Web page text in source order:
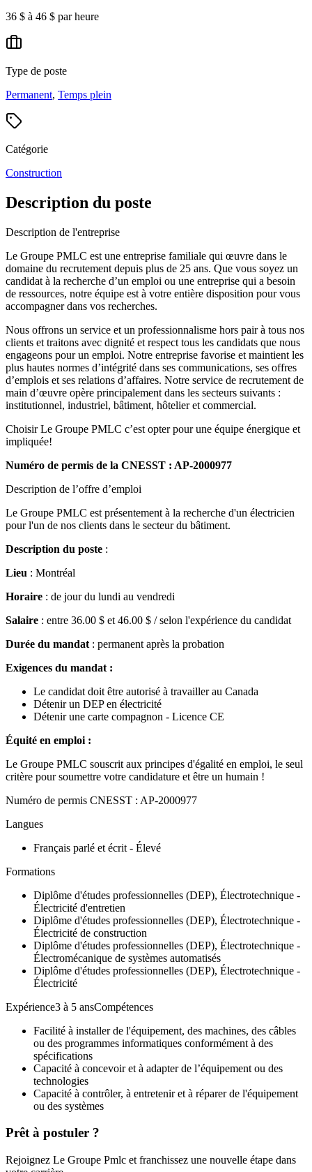
36 $ à 46 $ par heure
Type de poste
Permanent, Temps plein
Catégorie
Construction
Description du poste
Description de l'entreprise
Le Groupe PMLC est une entreprise familiale qui œuvre dans le
domaine du recrutement depuis plus de 25 ans. Que vous soyez un
candidat à la recherche d’un emploi ou une entreprise qui a besoin
de ressources, notre équipe est à votre entière disposition pour vous
accompagner dans vos recherches.
Nous offrons un service et un professionnalisme hors pair à tous nos
clients et traitons avec dignité et respect tous les candidats que nous
engageons pour un emploi. Notre entreprise favorise et maintient les
plus hautes normes d’intégrité dans ses communications, ses offres
d’emplois et ses relations d’affaires. Notre service de recrutement de
main d’œuvre opère principalement dans les secteurs suivants :
institutionnel, industriel, bâtiment, hôtelier et commercial.
Choisir Le Groupe PMLC c’est opter pour une équipe énergique et
impliquée!
Numéro de permis de la CNESST : AP-2000977
Description de l’offre d’emploi
Le Groupe PMLC est présentement à la recherche d'un électricien
pour l'un de nos clients dans le secteur du bâtiment.
Description du poste :
Lieu : Montréal
Horaire : de jour du lundi au vendredi
Salaire : entre 36.00 $ et 46.00 $ / selon l'expérience du candidat
Durée du mandat : permanent après la probation
Exigences du mandat :
Le candidat doit être autorisé à travailler au Canada
Détenir un DEP en électricité
Détenir une carte compagnon - Licence CE
Équité en emploi :
Le Groupe PMLC souscrit aux principes d'égalité en emploi, le seul
critère pour soumettre votre candidature et être un humain !
Numéro de permis CNESST : AP-2000977
Langues
Français parlé et écrit - Élevé
Formations
Diplôme d'études professionnelles (DEP), Électrotechnique -
Électricité d'entretien
Diplôme d'études professionnelles (DEP), Électrotechnique -
Électricité de construction
Diplôme d'études professionnelles (DEP), Électrotechnique -
Électromécanique de systèmes automatisés
Diplôme d'études professionnelles (DEP), Électrotechnique -
Électricité
Expérience3 à 5 ansCompétences
Facilité à installer de l'équipement, des machines, des câbles
ou des programmes informatiques conformément à des
spécifications
Capacité à concevoir et à adapter de l’équipement ou des
technologies
Capacité à contrôler, à entretenir et à réparer de l'équipement
ou des systèmes
Prêt à postuler ?
Rejoignez Le Groupe Pmlc et franchissez une nouvelle étape dans